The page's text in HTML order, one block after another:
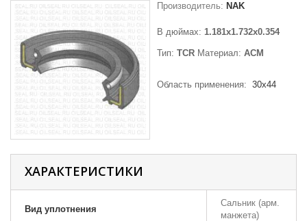
Производитель: NAK
В дюймах: 1.181x1.732x0.354
Тип: TCR Материал: ACM
Область применения: 30x44
ХАРАКТЕРИСТИКИ
Вид уплотнения
Сальник (арм.
манжета)